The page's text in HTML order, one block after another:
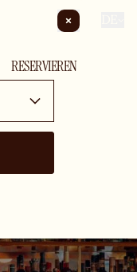
RESERVIEREN